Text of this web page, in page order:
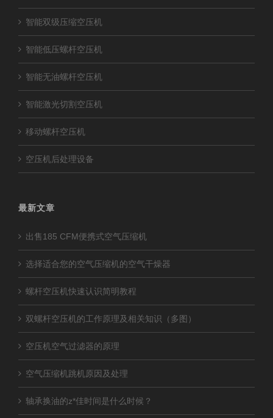
智能双级压缩空压机
智能低压螺杆空压机
智能无油螺杆空压机
智能激光切割空压机
移动螺杆空压机
空压机后处理设备
最新文章
出售185 CFM便携式空气压缩机
选择适合您的空气压缩机的空气干燥器
螺杆空压机快速认识简明教程
双螺杆空压机的工作原理及相关知识（多图）
空压机空气过滤器的原理
空气压缩机跳机原因及处理
轴承换油的z*佳时间是什么时候？